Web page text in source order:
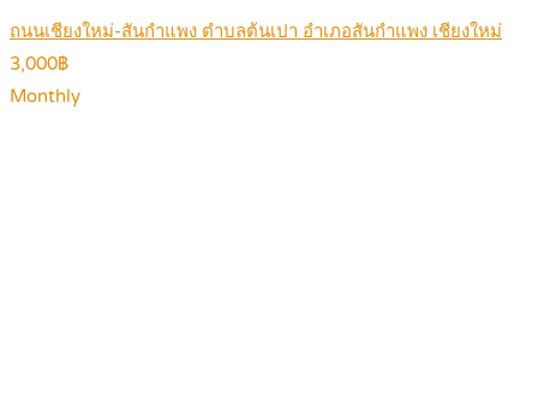
ถนนเชียงใหม่-สันกำแพง ตำบลต้นเปา อำเภอสันกำแพง เชียงใหม่
3,000฿
Monthly